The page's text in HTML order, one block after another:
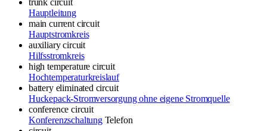
Hauptleitung
main current circuit
Hauptstromkreis
auxiliary circuit
Hilfsstromkreis
high temperature circuit
Hochtemperaturkreislauf
battery eliminated circuit
Huckepack-Stromversorgung ohne eigene Stromquelle
conference circuit
Konferenzschaltung Telefon